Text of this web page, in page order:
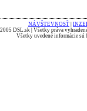
NÁVŠTEVNOSŤ
DSL.sk | Všetky práva
Všetky uvedené informácie sú